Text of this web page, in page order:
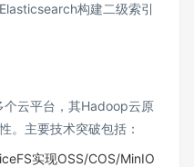
构建二级索引
个云平台，其Hadoop云原
。主要技术突破包括：
实现OSS/COS/MinIO